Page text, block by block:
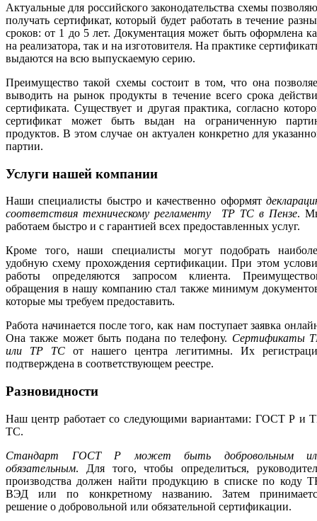
Актуальные для российского законодательства схемы
получать сертификат, который будет работать в течение
сроков: от 1 до 5 лет. Документация может быть оформлена
на реализатора, так и на изготовителя. На практике
выдаются на всю выпускаемую серию.
Преимущество такой схемы состоит в том, что она
выводить на рынок продукты в течение всего срока
сертификата. Существует и другая практика, согласно
сертификат может быть выдан на ограниченную
продуктов. В этом случае он актуален конкретно для
партии.
Услуги нашей компании
Наши специалисты быстро и качественно оформят
соответствия техническому регламенту ТР ТС в Пензе.
работаем быстро и с гарантией всех предоставленных услуг.
Кроме того, наши специалисты могут подобрать
удобную схему прохождения сертификации. При этом
работы определяются запросом клиента.
обращения в нашу компанию стал также минимум
которые мы требуем предоставить.
Работа начинается после того, как нам поступает заявка
Она также может быть подана по телефону. Сертификаты
или ТР ТС от нашего центра легитимны. Их
подтверждена в соответствующем реестре.
Разновидности
Наш центр работает со следующими вариантами: ГОСТ Р и
ТС.
Стандарт ГОСТ Р может быть добровольным
обязательным. Для того, чтобы определиться,
производства должен найти продукцию в списке по коду
ВЭД или по конкретному названию. Затем
решение о добровольной или обязательной сертификации.